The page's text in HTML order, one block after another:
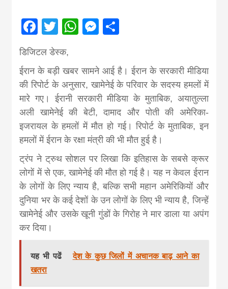
from
news,
khabar
Facebook
TwitterWhatsApp
Messenger
डिजिटल डेस्क,
ईरान के बड़ी खबर सामने आई है। ईरान के सरकारी मीडिया
की रिपोर्ट के अनुसार, खामेनेई के परिवार के सदस्य हमलों में
मारे गए। ईरानी सरकारी मीडिया के मुताबिक, अयातुल्ला
अली खामेनेई की बेटी, दामाद और पोती की अमेरिका-
इजरायल के हमलों में मौत हो गई। रिपोर्ट के मुताबिक, इन
हमलों में ईरान के रक्षा मंत्री की भी मौत हुई है।
ट्रंप ने ट्रुथ सोशल पर लिखा कि इतिहास के सबसे क्रूर
लोगों में से एक, खामेनेई की मौत हो गई है। यह न केवल ईरान
के लोगों के लिए न्याय है, बल्कि सभी महान अमेरिकियों और
दुनिया भर के कई देशों के उन लोगों के लिए भी न्याय है, जिन्हें
खामेनेई और उसके खूनी गुंडों के गिरोह ने मार डाला या अपंग
कर दिया।
यह भी पढें
देश के कुछ जिलों में अचानक बाढ़ आने का
खतरा